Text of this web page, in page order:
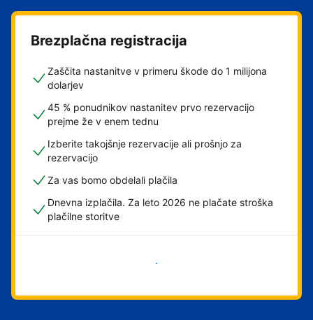
Brezplačna registracija
Zaščita nastanitve v primeru škode do 1 milijona
dolarjev
45 % ponudnikov nastanitev prvo rezervacijo
prejme že v enem tednu
Izberite takojšnje rezervacije ali prošnjo za
rezervacijo
Za vas bomo obdelali plačila
Dnevna izplačila. Za leto 2026 ne plačate stroška
plačilne storitve